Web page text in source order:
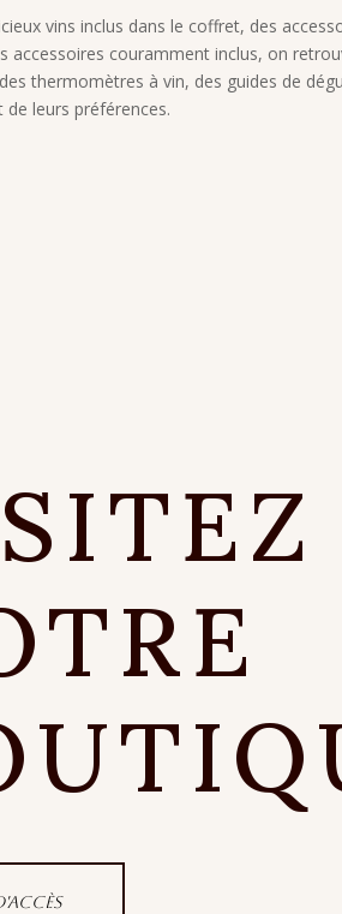
vins inclus dans le coffret, des
accessoires couramment inclus, on
thermomètres à vin, des guides de
leurs préférences.